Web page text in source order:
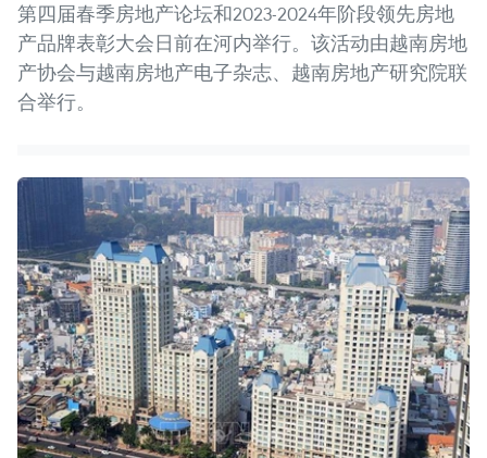
第四届春季房地产论坛和2023-2024年阶段领先房地
产品牌表彰大会日前在河内举行。该活动由越南房地
产协会与越南房地产电子杂志、越南房地产研究院联
合举行。